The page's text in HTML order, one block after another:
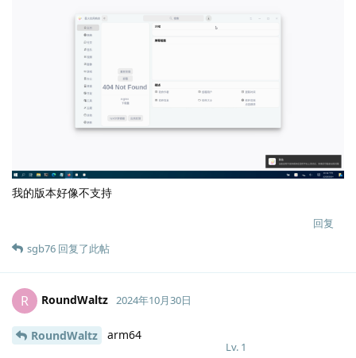
我的版本好像不支持
回复
sgb76 回复了此帖
R RoundWaltz
Lv. 1
2024年10月30日
RoundWaltz arm64